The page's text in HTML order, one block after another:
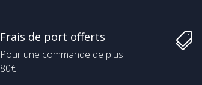
Frais de port offerts
Pour une commande de plus
80€
